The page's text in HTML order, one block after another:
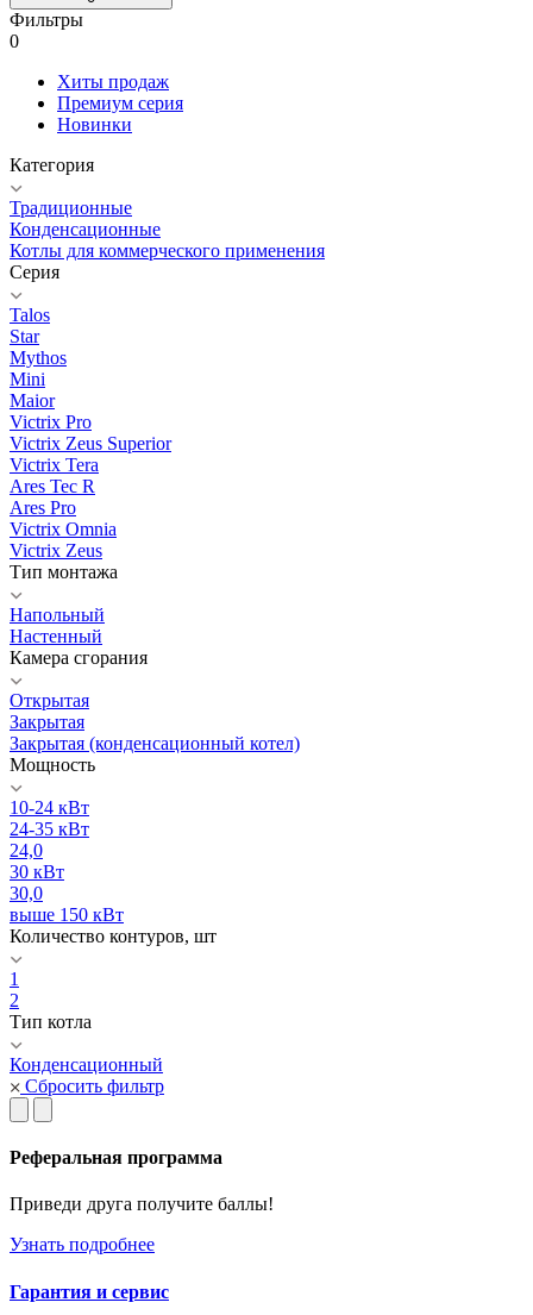
Фильтры
0
Хиты продаж
Премиум серия
Новинки
Категория
Традиционные
Конденсационные
Котлы для коммерческого применения
Серия
Talos
Star
Mythos
Mini
Maior
Victrix Pro
Victrix Zeus Superior
Victrix Tera
Ares Tec R
Ares Pro
Victrix Omnia
Victrix Zeus
Тип монтажа
Напольный
Настенный
Камера сгорания
Открытая
Закрытая
Закрытая (конденсационный котел)
Мощность
10-24 кВт
24-35 кВт
24,0
30 кВт
30,0
выше 150 кВт
Количество контуров, шт
1
2
Тип котла
Конденсационный
Сбросить фильтр
Реферальная программа
Приведи друга получите баллы!
Узнать подробнее
Гарантия и сервис